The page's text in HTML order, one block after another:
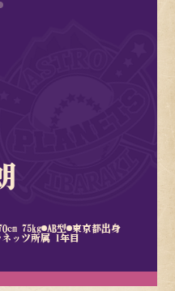
75kg AB型 東京都出身
ッツ所属 1年目